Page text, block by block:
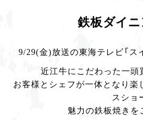
鉄板ダイ
9/29(金)放送の東海テレビ「ス
近江牛にこだわった一頭
お客様とシェフが一体となり楽
スショ
魅力の鉄板焼きを